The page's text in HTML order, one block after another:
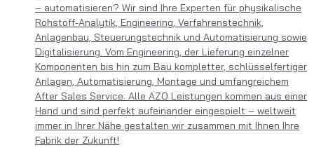
– automatisieren? Wir sind Ihre Experten für physikalische
Rohstoff-Analytik, Engineering, Verfahrenstechnik,
Anlagenbau, Steuerungstechnik und Automatisierung sowie
Digitalisierung. Vom Engineering, der Lieferung einzelner
Komponenten bis hin zum Bau kompletter, schlüsselfertiger
Anlagen, Automatisierung, Montage und umfangreichem
After Sales Service: Alle AZO Leistungen kommen aus einer
Hand und sind perfekt aufeinander eingespielt – weltweit
immer in Ihrer Nähe gestalten wir zusammen mit Ihnen Ihre
Fabrik der Zukunft!